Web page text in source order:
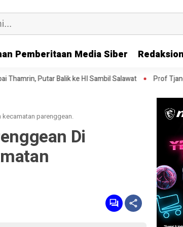
Pemberitaan Media Siber
ke HI Sambil Salawat Prof Tjandra: Varian
parenggean.
Di